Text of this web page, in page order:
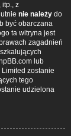
itp., z
nie należy do
być obarczana
ta witryna jest
zagadnień
lub
zostanie
tego
udzielona